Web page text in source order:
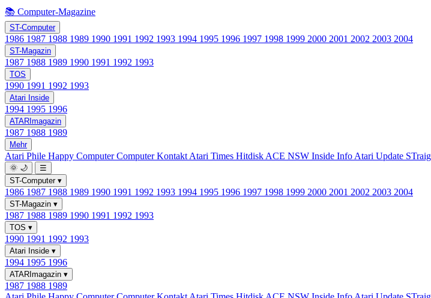
📚 Computer-Magazine
ST-Computer
1986 1987 1988 1989 1990 1991 1992 1993 1994 1995 1996 1997 1998 1999 2000 2001 2002 2003 2004
ST-Magazin
1987 1988 1989 1990 1991 1992 1993
TOS
1990 1991 1992 1993
Atari Inside
1994 1995 1996
ATARImagazin
1987 1988 1989
Mehr
Atari Phile Happy ComputerComputer Kontakt Atari Times Hitdisk ACE NSW Inside Info Atari Update
🌞 🌙
☰
ST-Computer ▾
1986 1987 1988 1989 1990 1991 1992 1993 1994 1995 1996 1997 1998 1999 2000 2001 2002 2003 2004
ST-Magazin ▾
1987 1988 1989 1990 1991 1992 1993
TOS ▾
1990 1991 1992 1993
Atari Inside ▾
1994 1995 1996
ATARImagazin ▾
1987 1988 1989